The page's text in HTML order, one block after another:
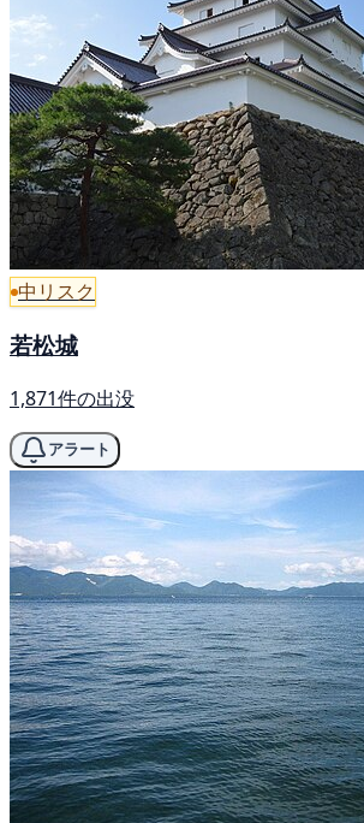
中リスク
若松城
1,871件の出没
アラート